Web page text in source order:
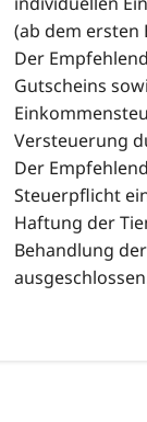
(ab dem ersten
Der
Gutscheins
Versteuerung
Der
Steuerpflicht
Haftung der
Behandlung